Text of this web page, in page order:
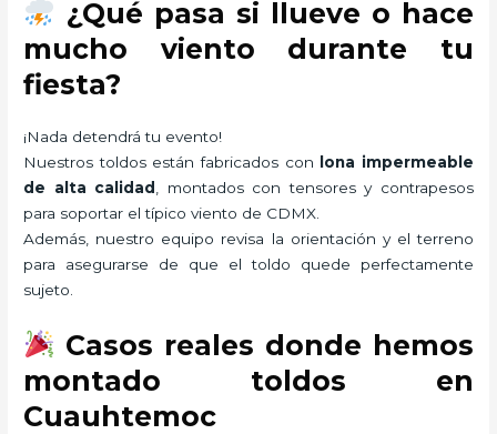
¿Qué pasa si llueve o hace
mucho viento durante tu
fiesta?
¡Nada detendrá tu evento!
Nuestros toldos están fabricados con
lona impermeable
de alta calidad
, montados con tensores y contrapesos
para soportar el típico viento de CDMX.
Además, nuestro equipo revisa la orientación y el terreno
para asegurarse de que el toldo quede perfectamente
sujeto.
Casos reales donde hemos
montado toldos en
Cuauhtemoc